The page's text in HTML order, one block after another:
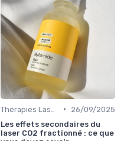
•
26/09/2025
Les effets secondaires du
laser CO2 fractionné : ce que